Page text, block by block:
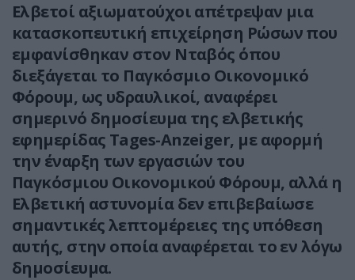
Ελβετοί αξιωματούχοι απέτρεψαν μια
κατασκοπευτική επιχείρηση Ρώσων που
εμφανίσθηκαν στον Νταβός όπου
διεξάγεται το Παγκόσμιο Οικονομικό
Φόρουμ, ως υδραυλικοί, αναφέρει
σημερινό δημοσίευμα της ελβετικής
εφημερίδας Tages-Anzeiger, με αφορμή
την έναρξη των εργασιών του
Παγκόσμιου Οικονομικού Φόρουμ, αλλά η
Ελβετική αστυνομία δεν επιβεβαίωσε
σημαντικές λεπτομέρειες της υπόθεση
αυτής, στην οποία αναφέρεται το εν λόγω
δημοσίευμα.